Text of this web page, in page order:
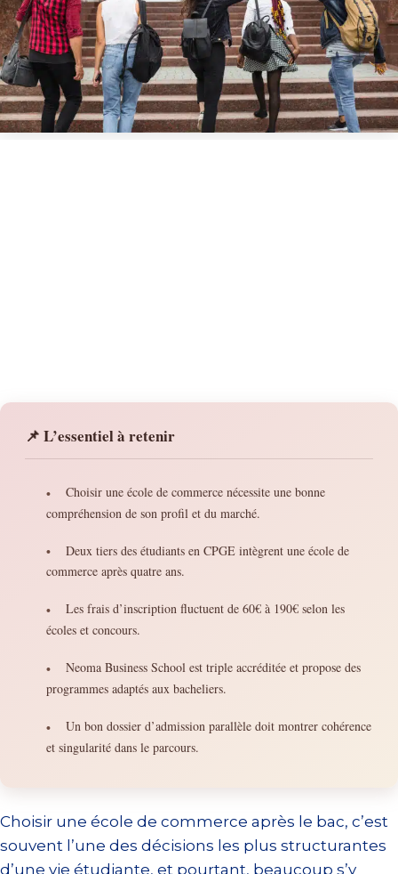
📌 L’essentiel à retenir
•
Choisir une école de commerce nécessite une bonne
compréhension de son profil et du marché.
•
Deux tiers des étudiants en CPGE intègrent une école de
commerce après quatre ans.
•
Les frais d’inscription fluctuent de 60€ à 190€ selon les
écoles et concours.
•
Neoma Business School est triple accréditée et propose des
programmes adaptés aux bacheliers.
•
Un bon dossier d’admission parallèle doit montrer cohérence
et singularité dans le parcours.
Choisir une école de commerce après le bac, c’est
souvent l’une des décisions les plus structurantes
d’une vie étudiante, et pourtant, beaucoup s’y